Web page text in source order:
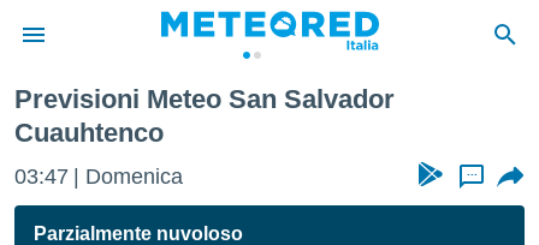
di
Previsioni Meteo San Salvador
Cuauhtenco
03:47 Domenica ...
Parzialmente nuvoloso